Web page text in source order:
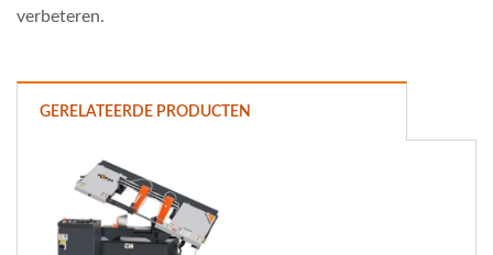
verbeteren.
GERELATEERDE PRODUCTEN